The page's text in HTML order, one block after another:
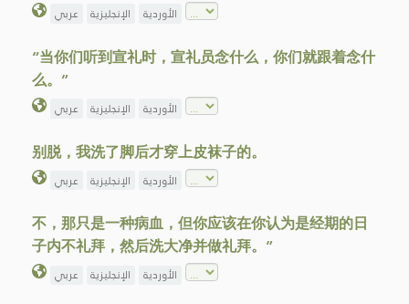
عربي الإنجليزية الأوردية
“当你们听到宣礼时，宣礼员念什么，你们就跟着念什
么。”
عربي الإنجليزية الأوردية
别脱，我洗了脚后才穿上皮袜子的。
عربي الإنجليزية الأوردية
不，那只是一种病血，但你应该在你认为是经期的日
子内不礼拜，然后洗大净并做礼拜。”
عربي الإنجليزية الأوردية